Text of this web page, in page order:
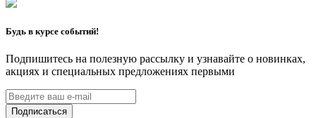
Будь в курсе событий!
Подпишитесь на полезную рассылку и узнавайте о новинках,
акциях и специальных предложениях первыми
Подписаться